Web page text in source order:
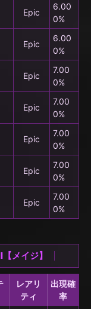
Epic
6.00
0%
Epic
6.00
0%
Epic
7.00
0%
Epic
7.00
0%
Epic
7.00
0%
Epic
7.00
0%
Epic
7.00
0%
メイジ】
レアリ
ティ
出現確
率